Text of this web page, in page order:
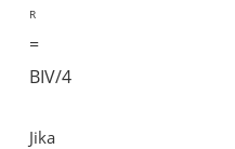
R
=
BIV/4
Jika